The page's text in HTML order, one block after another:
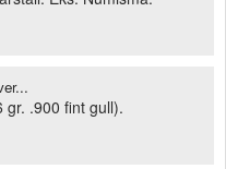
gr. .900 fint gull).